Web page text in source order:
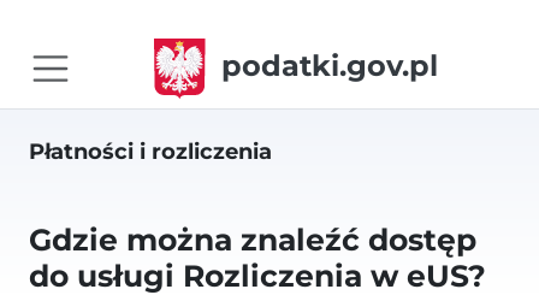
podatki.gov.pl
Płatności i rozliczenia
Gdzie można znaleźć dostęp
do usługi Rozliczenia w eUS?